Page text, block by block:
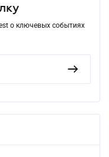
о ключевых событиях